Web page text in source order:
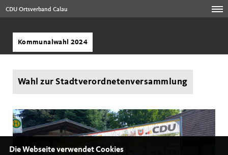
CDU Ortsverband Calau
Kommunalwahl 2024
Wahl zur Stadtverordnetenversammlung
Die Webseite verwendet Cookies